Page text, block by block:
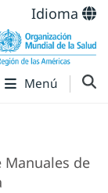
Idioma
Menú
Manuales de